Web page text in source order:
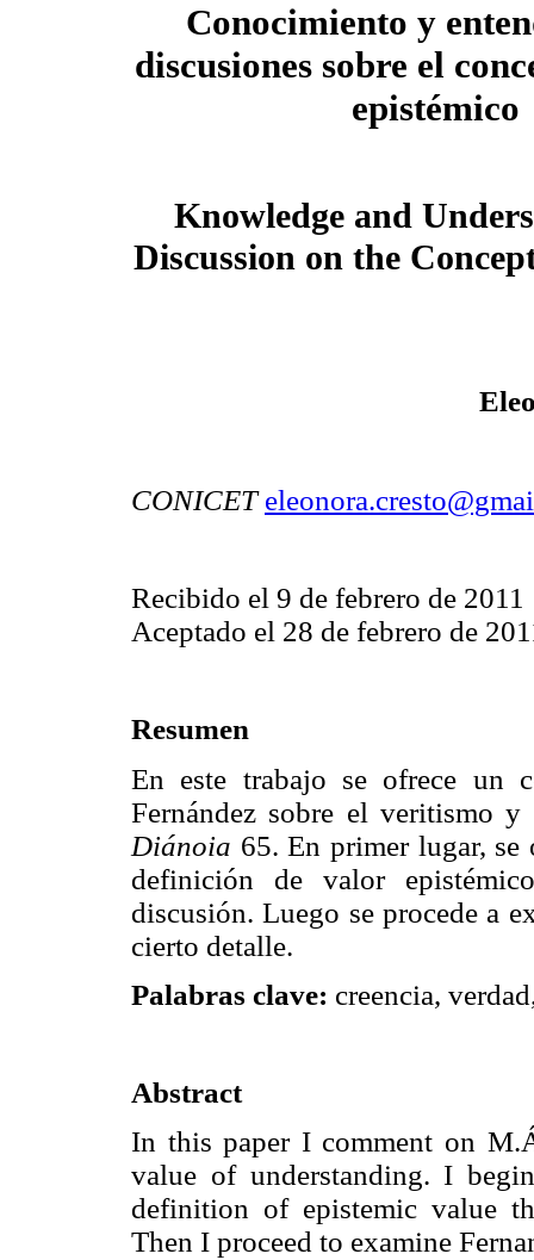
Conocimiento y
discusiones sobre el
epistémico
Knowledge and
Discussion on the
CONICET
Recibido el 9 de febrero de 2011
Aceptado el 28 de febrero de
Resumen
En este trabajo se ofrece un
Fernández sobre el veritismo
Diánoia 65. En primer lugar, se
definición de valor
discusión. Luego se procede a
cierto detalle.
Palabras clave: creencia,
Abstract
In this paper I comment on
value of understanding. I
definition of epistemic value
Then I proceed to examine